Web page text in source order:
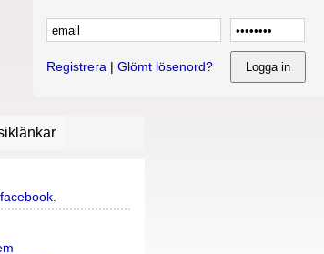
Registrera | Glömt lösenord?
facebook.